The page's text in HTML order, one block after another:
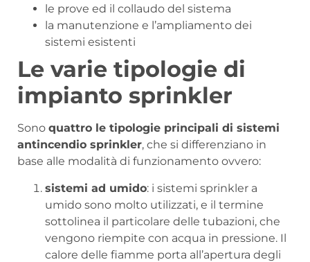
le prove ed il collaudo del sistema
la manutenzione e l’ampliamento dei
sistemi esistenti
Le varie tipologie di
impianto sprinkler
Sono quattro le tipologie principali di sistemi
antincendio sprinkler, che si differenziano in
base alle modalità di funzionamento ovvero:
sistemi ad umido: i sistemi sprinkler a
umido sono molto utilizzati, e il termine
sottolinea il particolare delle tubazioni, che
vengono riempite con acqua in pressione. Il
calore delle fiamme porta all’apertura degli